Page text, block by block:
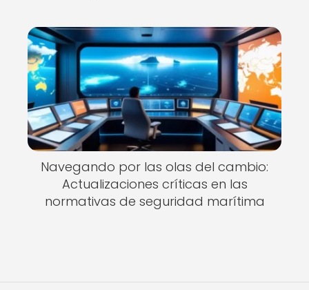
Navegando por las olas del cambio:
Actualizaciones críticas en las
normativas de seguridad marítima